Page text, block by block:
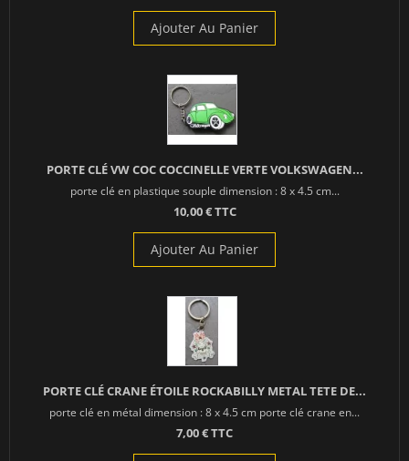
Ajouter Au Panier
PORTE CLÉ VW COC COCCINELLE VERTE VOLKSWAGEN...
porte clé en plastique souple dimension : 8 x 4.5 cm...
10,00 € TTC
Ajouter Au Panier
PORTE CLÉ CRANE ÉTOILE ROCKABILLY METAL TETE DE...
porte clé en métal dimension : 8 x 4.5 cm porte clé crane en...
7,00 € TTC